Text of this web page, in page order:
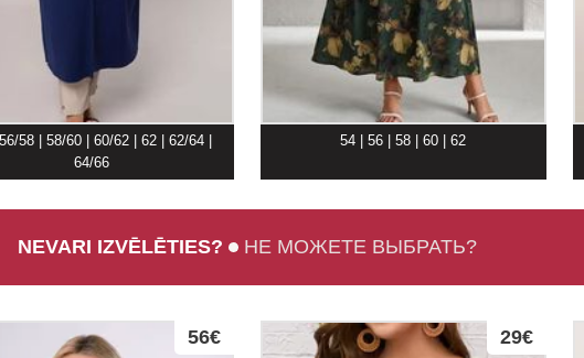
58 | 58/60 | 60/62 | 62 | 62/64 |
64/66
54 | 56 | 58 | 60 | 62
NEVARI IZVĒLĒTIES? НЕ МОЖЕТЕ ВЫБРАТЬ?
56€ 29€